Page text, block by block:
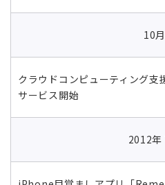
10月
クラウドコンピューティング支
サービス開始
2012年